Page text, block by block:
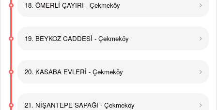
18. ÖMERLİ ÇAYIRI - Çekmeköy
19. BEYKOZ CADDESİ - Çekmeköy
20. KASABA EVLERİ - Çekmeköy
21. NİŞANTEPE SAPAĞI - Çekmeköy